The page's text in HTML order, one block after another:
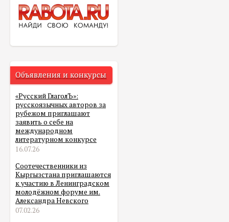
Объявления и конкурсы
«Русский ГлаголЪ»:
русскоязычных авторов за
рубежом приглашают
заявить о себе на
международном
литературном конкурсе
16.07.26
Соотечественники из
Кыргызстана приглашаются
к участию в Ленинградском
молодёжном форуме им.
Александра Невского
07.02.26